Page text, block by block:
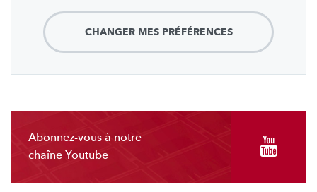
CHANGER MES PRÉFÉRENCES
Abonnez-vous à notre
chaîne Youtube